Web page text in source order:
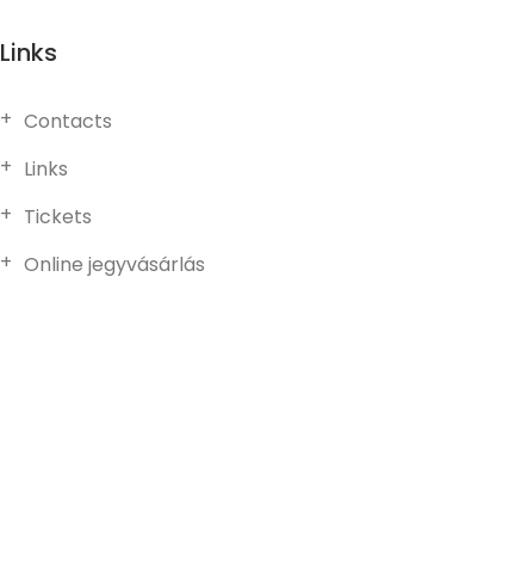
Links
Contacts
Links
Tickets
Online jegyvásárlás